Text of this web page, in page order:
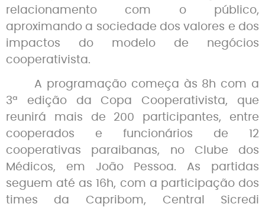
relacionamento com o público,
aproximando a sociedade dos valores e dos
impactos do modelo de negócios
cooperativista.
A programação começa às 8h com a
3ª edição da Copa Cooperativista, que
reunirá mais de 200 participantes, entre
cooperados e funcionários de 12
cooperativas paraibanas, no Clube dos
Médicos, em João Pessoa. As partidas
seguem até as 16h, com a participação dos
times da Capribom, Central Sicredi